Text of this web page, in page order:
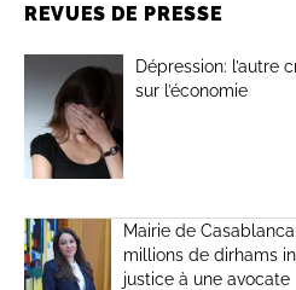
REVUES DE PRESSE
Dépression: l’autre
sur l’économie
Mairie de
millions de dirhams
justice à une avocate